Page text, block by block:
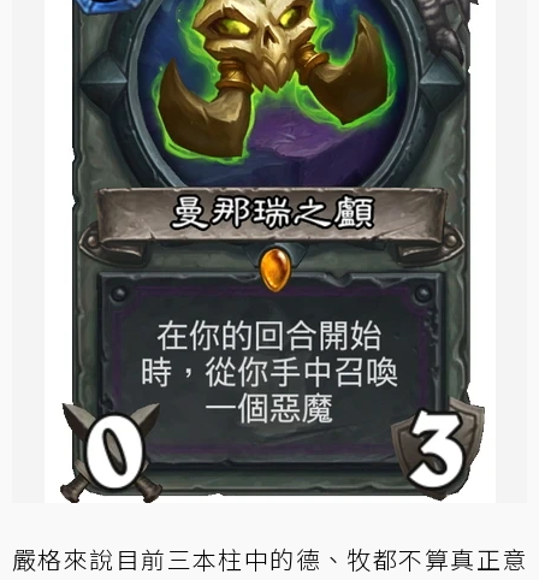
嚴格來說目前三本柱中的德、牧都不算真正意